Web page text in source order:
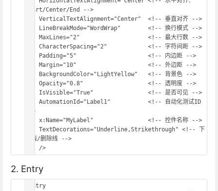
Start/Center/End -->
VerticalTextAlignment="Center"  <!-- 垂直对齐 -->
LineBreakMode="WordWrap"        <!-- 换行模式 -->
MaxLines="2"                    <!-- 最大行数 -->
CharacterSpacing="2"            <!-- 字符间距 -->
Padding="5"                     <!-- 内边距 -->
Margin="10"                     <!-- 外边距 -->
BackgroundColor="LightYellow"   <!-- 背景色 -->
Opacity="0.8"                   <!-- 透明度 -->
IsVisible="True"                <!-- 是否可见 -->
AutomationId="Label1"           <!-- 自动化测试ID
-->
x:Name="MyLabel"                <!-- 控件名称 -->
TextDecorations="Underline,Strikethrough" <!-- 下
划线/删除线 -->
/>
2. Entry
<Entry